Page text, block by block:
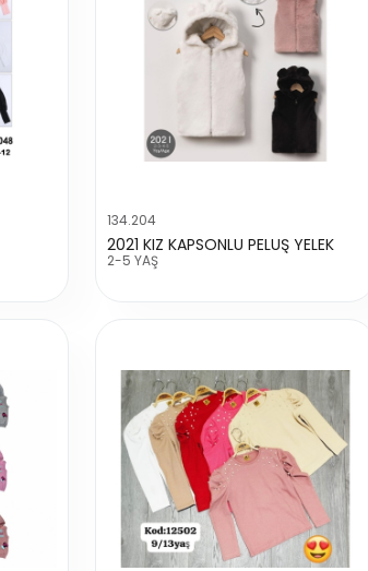
134.204
2021 KIZ KAPSONLU PELUŞ YELEK
2-5 YAŞ